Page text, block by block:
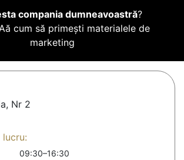
compania dumneavoastră?
cum să primești materialele de
marketing
Nr 2
lucru:
09:30–16:30